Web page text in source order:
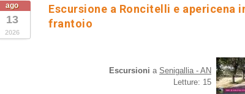
ago
13
2026
Escursione a Roncitelli e apericena
frantoio
Escursioni a Senigallia - AN
Letture: 15